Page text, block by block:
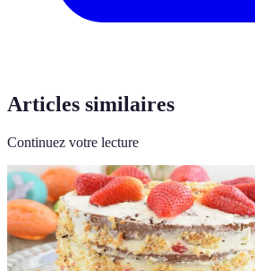
Articles similaires
Continuez votre lecture